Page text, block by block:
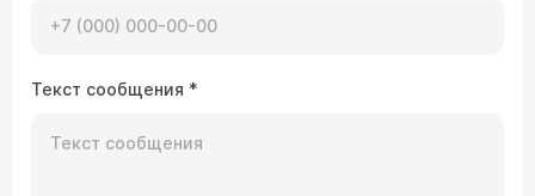
Текст сообщения *